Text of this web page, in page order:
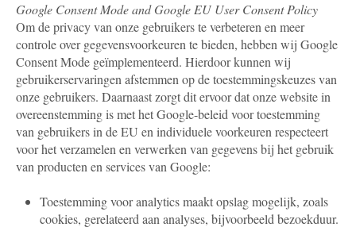
Google Consent Mode and Google EU User Consent Policy
Om de privacy van onze gebruikers te verbeteren en meer
controle over gegevensvoorkeuren te bieden, hebben wij Google
Consent Mode geïmplementeerd. Hierdoor kunnen wij
gebruikerservaringen afstemmen op de toestemmingskeuzes van
onze gebruikers. Daarnaast zorgt dit ervoor dat onze website in
overeenstemming is met het Google-beleid voor toestemming
van gebruikers in de EU en individuele voorkeuren respecteert
voor het verzamelen en verwerken van gegevens bij het gebruik
van producten en services van Google:
Toestemming voor analytics maakt opslag mogelijk, zoals
cookies, gerelateerd aan analyses, bijvoorbeeld bezoekduur.